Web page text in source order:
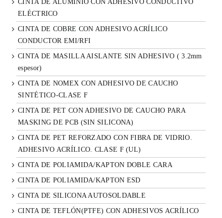
CINTA DE ALUMINIO CON ADHESIVO CONDUCTIVO
ELÉCTRICO
CINTA DE COBRE CON ADHESIVO ACRÍLICO
CONDUCTOR EMI/RFI
CINTA DE MASILLA AISLANTE SIN ADHESIVO ( 3.2mm
espesor)
CINTA DE NOMEX CON ADHESIVO DE CAUCHO
SINTÉTICO-CLASE F
CINTA DE PET CON ADHESIVO DE CAUCHO PARA
MASKING DE PCB (SIN SILICONA)
CINTA DE PET REFORZADO CON FIBRA DE VIDRIO.
ADHESIVO ACRÍLICO. CLASE F (UL)
CINTA DE POLIAMIDA/KAPTON DOBLE CARA
CINTA DE POLIAMIDA/KAPTON ESD
CINTA DE SILICONA AUTOSOLDABLE
CINTA DE TEFLÓN(PTFE) CON ADHESIVOS ACRÍLICO